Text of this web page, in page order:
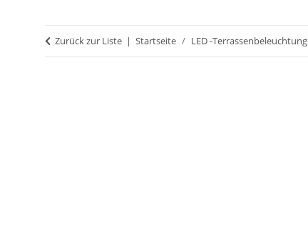
Zurück zur Liste Startseite LED -Terrassenbeleuchtung